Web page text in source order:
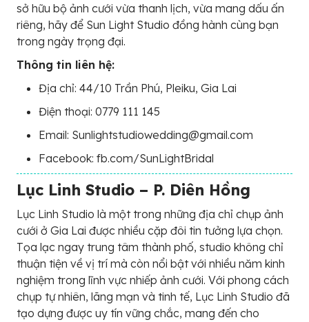
sở hữu bộ ảnh cưới vừa thanh lịch, vừa mang dấu ấn
riêng, hãy để Sun Light Studio đồng hành cùng bạn
trong ngày trọng đại.
Thông tin liên hệ:
Địa chỉ: 44/10 Trần Phú, Pleiku, Gia Lai
Điện thoại: 0779 111 145
Email: Sunlightstudiowedding@gmail.com
Facebook: fb.com/SunLightBridal
Lục Linh Studio – P. Diên Hồng
Lục Linh Studio là một trong những địa chỉ chụp ảnh
cưới ở Gia Lai được nhiều cặp đôi tin tưởng lựa chọn.
Tọa lạc ngay trung tâm thành phố, studio không chỉ
thuận tiện về vị trí mà còn nổi bật với nhiều năm kinh
nghiệm trong lĩnh vực nhiếp ảnh cưới. Với phong cách
chụp tự nhiên, lãng mạn và tinh tế, Lục Linh Studio đã
tạo dựng được uy tín vững chắc, mang đến cho